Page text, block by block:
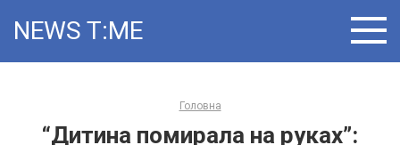
NEWS T:ME
Головна
“Дитина помирала на руках”: